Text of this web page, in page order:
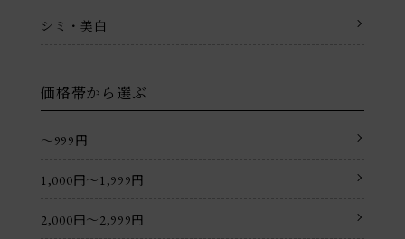
シミ・美白
価格帯から選ぶ
〜999円
1,000円〜1,999円
2,000円〜2,999円